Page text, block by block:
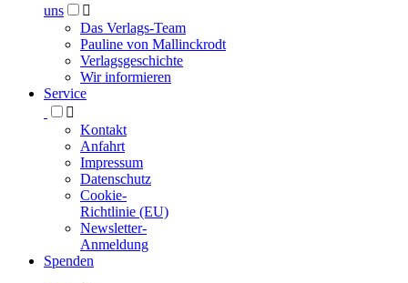
uns

Das Verlags-Team
Pauline von Mallinckrodt
Verlagsgeschichte
Wir informieren
Service

Kontakt
Anfahrt
Impressum
Datenschutz
Cookie-
Richtlinie (EU)
Newsletter-
Anmeldung
Spenden